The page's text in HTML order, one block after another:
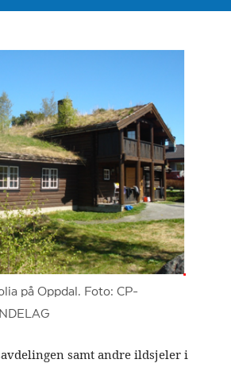
på Oppdal. Foto: CP-
samt andre ildsjeler i